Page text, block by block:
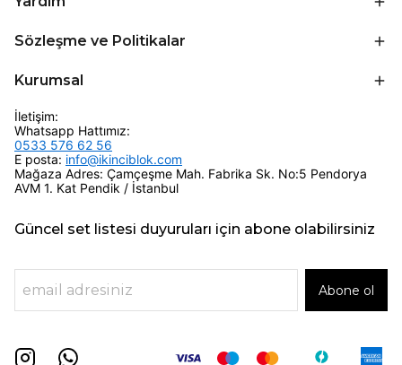
Sözleşme ve Politikalar
Kurumsal
İletişim:
Whatsapp Hattımız:
0533 576 62 56
E posta: info@ikinciblok.com
Mağaza Adres: Çamçeşme Mah. Fabrika Sk. No:5 Pendorya
AVM 1. Kat Pendik / İstanbul
Güncel set listesi duyuruları için abone olabilirsiniz
Abone ol